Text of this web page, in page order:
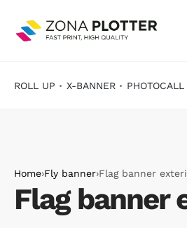
ROLL UP X-BANNER PHOTOCALL
Home›Fly banner›Flag banner
Flag banner